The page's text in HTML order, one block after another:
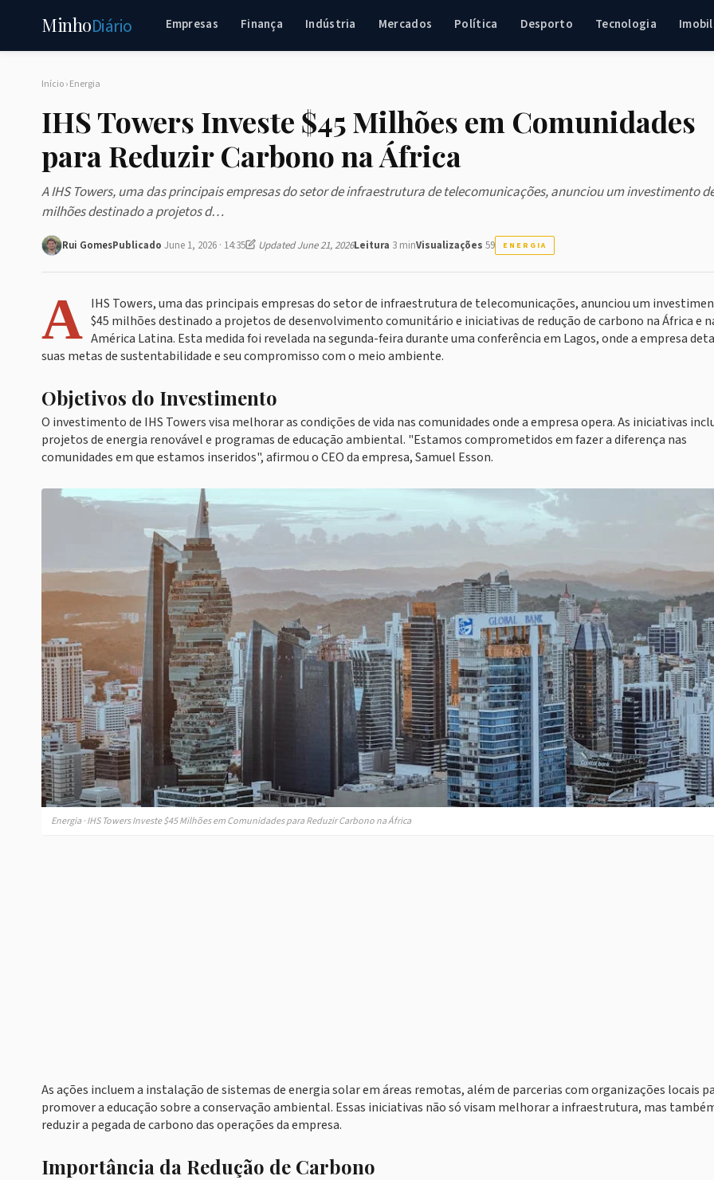
MinhoDiário Empresas Finança Indústria Mercados Política Desporto Tecnologia
Início›Energia
IHS Towers Investe $45 Milhões em Comunidades
para Reduzir Carbono na África
A IHS Towers, uma das principais empresas do setor de infraestrutura de telecomunicações, anunciou um investimento
milhões destinado a projetos d…
Rui GomesPublicado June 1, 2026 · 14:35 Updated June 21, 2026Leitura 3 minVisualizações 59 ENERGIA
A IHS Towers, uma das principais empresas do setor de infraestrutura de telecomunicações, anunciou um
$45 milhões destinado a projetos de desenvolvimento comunitário e iniciativas de redução de carbono na África e
América Latina. Esta medida foi revelada na segunda-feira durante uma conferência em Lagos, onde a empresa
suas metas de sustentabilidade e seu compromisso com o meio ambiente.
Objetivos do Investimento
O investimento de IHS Towers visa melhorar as condições de vida nas comunidades onde a empresa opera. As iniciativas
projetos de energia renovável e programas de educação ambiental. "Estamos comprometidos em fazer a diferença nas
comunidades em que estamos inseridos", afirmou o CEO da empresa, Samuel Esson.
Energia · IHS Towers Investe $45 Milhões em Comunidades para Reduzir Carbono na África
As ações incluem a instalação de sistemas de energia solar em áreas remotas, além de parcerias com organizações locais
promover a educação sobre a conservação ambiental. Essas iniciativas não só visam melhorar a infraestrutura, mas
reduzir a pegada de carbono das operações da empresa.
Importância da Redução de Carbono